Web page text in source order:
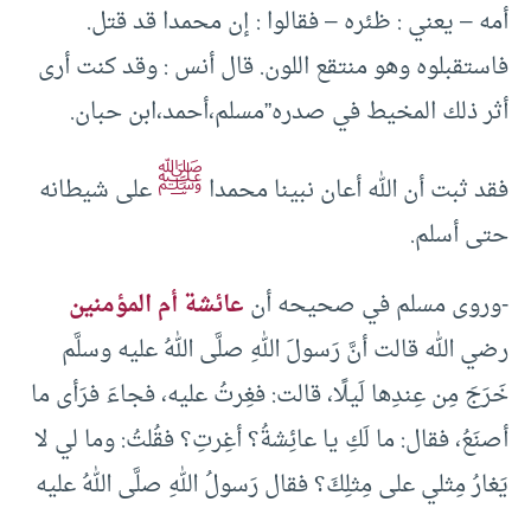
أمه – يعني : ظئره – فقالوا : إن محمدا قد قتل.
فاستقبلوه وهو منتقع اللون. قال أنس : وقد كنت أرى
أثر ذلك المخيط في صدره”مسلم،أحمد،ابن حبان.
فقد ثبت أن الله أعان نبينا محمداﷺعلى شيطانه
حتى أسلم.
-وروى مسلم في صحيحه أنعائشة أم المؤمنين
رضي الله قالت أنَّ رَسولَ اللهِ صلَّى اللهُ عليه وسلَّم
خَرَجَ مِن عِندِها لَيلًا، قالت: فغِرتُ عليه، فجاءَ فرَأى ما
أصنَعُ، فقال: ما لَكِ يا عائِشةُ؟ أغِرتِ؟ فقُلتُ: وما لي لا
يَغارُ مِثلي على مِثلِكَ؟ فقال رَسولُ اللهِ صلَّى اللهُ عليه